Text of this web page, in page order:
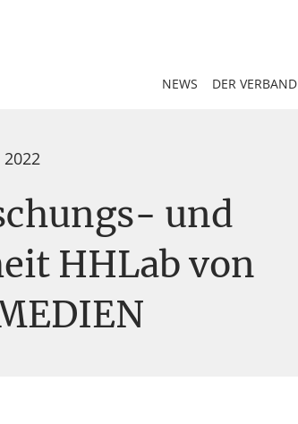
NEWS DER VERBAND
und
HHLab von